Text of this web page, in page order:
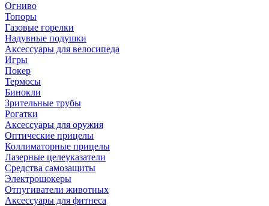
Огниво
Топоры
Газовые горелки
Надувные подушки
Аксессуары для велосипеда
Игры
Покер
Термосы
Бинокли
Зрительные трубы
Рогатки
Аксессуары для оружия
Оптические прицелы
Коллиматорные прицелы
Лазерные целеуказатели
Средства самозащиты
Электрошокеры
Отпугиватели животных
Аксессуары для фитнеса